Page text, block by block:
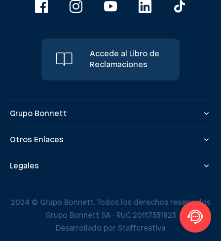
Accede al Libro de
Reclamaciones
Grupo Bonnett
Otros Enlaces
Legales
2024 © Grupo Bonnett. Todos los derechos reservados
Grupo Bonnett SA - RUC 20117331823
Desarrollado por Staffcreativa